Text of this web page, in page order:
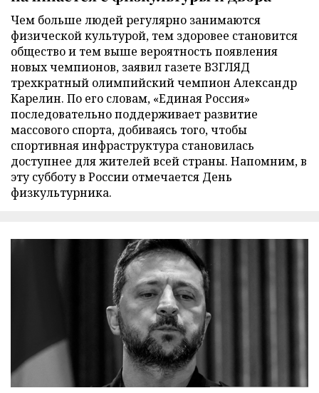
Чем больше людей регулярно занимаются
физической культурой, тем здоровее становится
общество и тем выше вероятность появления
новых чемпионов, заявил газете ВЗГЛЯД
трехкратный олимпийский чемпион Александр
Карелин. По его словам, «Единая Россия»
последовательно поддерживает развитие
массового спорта, добиваясь того, чтобы
спортивная инфраструктура становилась
доступнее для жителей всей страны. Напомним, в
эту субботу в России отмечается День
физкультурника.